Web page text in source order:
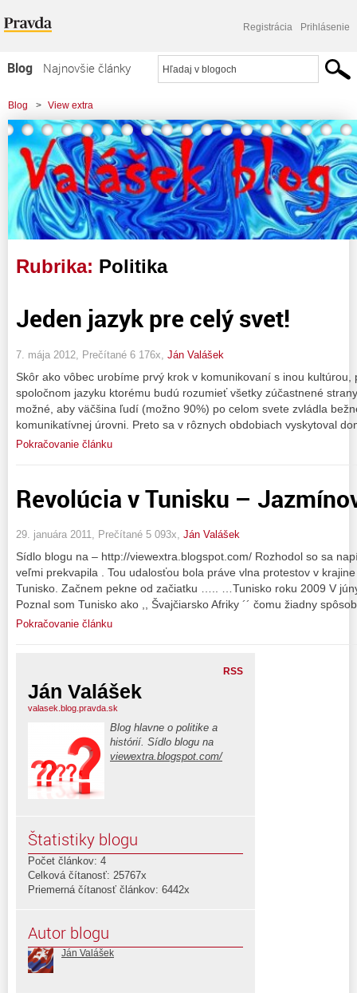
Registrácia Prihlásenie
Blog
Najnovšie články
Najčítanejšie články
Najkomentovanejšie články
Zoznam blogov
Komerčné blogy
Blog > View extra
Rubrika: Politika
Jeden jazyk pre celý svet!
7. mája 2012, Prečítané 6 176x, Ján Valášek
Skôr ako vôbec urobíme prvý krok v komunikovaní s inou
spoločnom jazyku ktorému budú rozumieť všetky zúčastnené
možné, aby väčšina ľudí (možno 90%) po celom svete zvládla
komunikatívnej úrovni. Preto sa v rôznych obdobiach vyskytoval
Pokračovanie článku
Revolúcia v Tunisku –
29. januára 2011, Prečítané 5 093x, Ján Valášek
Sídlo blogu na – http://viewextra.blogspot.com/ Rozhodol so sa
veľmi prekvapila . Tou udalosťou bola práve vlna protestov v
Tunisko. Začnem pekne od začiatku ….. …Tunisko roku 2009 V
Poznal som Tunisko ako ,, Švajčiarsko Afriky ´´ čomu žiadny
Pokračovanie článku
RSS
Ján Valášek
valasek.blog.pravda.sk
Blog hlavne o politike a
histórií. Sídlo blogu na
viewextra.blogspot.com/
Štatistiky blogu
Počet článkov: 4
Celková čítanosť: 25767x
Priemerná čítanosť článkov: 6442x
Autor blogu
Ján Valášek